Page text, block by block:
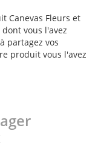
Canevas Fleurs et
vous l'avez
partagez vos
produit vous l'avez